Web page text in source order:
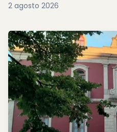
2 agosto 2026